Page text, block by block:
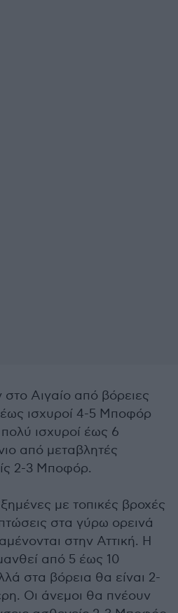
Αιγαίο από βόρειες
έως ισχυροί 4-5 Μποφόρ
πολύ ισχυροί έως 6
από μεταβλητές
2-3 Μποφόρ.
με τοπικές βροχές
στα γύρω ορεινά
στην Αττική. Η
από 5 έως 10
στα βόρεια θα είναι 2-
Οι άνεμοι θα πνέουν